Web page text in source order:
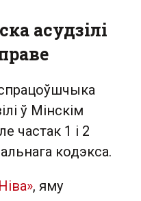
асудзілі
ў Мінскім
частак 1 і 2
кодэкса.
, яму